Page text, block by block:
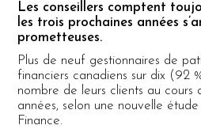
Les conseillers comptent
les trois prochaines années
prometteuses.
Plus de neuf gestionnaires de
financiers canadiens sur dix (92
nombre de leurs clients au cours
années, selon une nouvelle
Finance.